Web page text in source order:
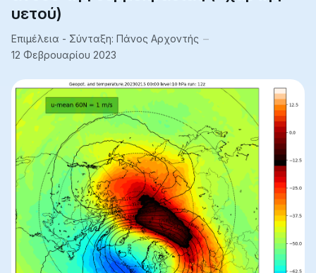
υετού)
Επιμέλεια - Σύνταξη: Πάνος Αρχοντής
12 Φεβρουαρίου 2023